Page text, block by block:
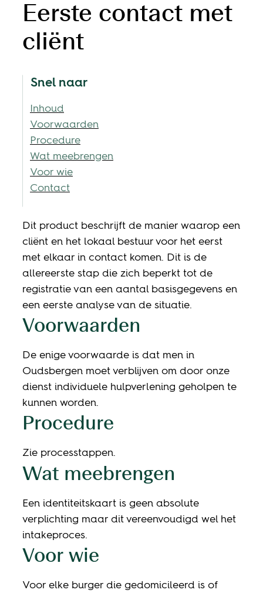
Eerste contact met
cliënt
Snel naar
Inhoud
Voorwaarden
Procedure
Wat meebrengen
Voor wie
Contact
Inhoud
Dit product beschrijft de manier waarop een
cliënt en het lokaal bestuur voor het eerst
met elkaar in contact komen. Dit is de
allereerste stap die zich beperkt tot de
registratie van een aantal basisgegevens en
een eerste analyse van de situatie.
Voorwaarden
De enige voorwaarde is dat men in
Oudsbergen moet verblijven om door onze
dienst individuele hulpverlening geholpen te
kunnen worden.
Procedure
Zie processtappen.
Wat meebrengen
Een identiteitskaart is geen absolute
verplichting maar dit vereenvoudigd wel het
intakeproces.
Voor wie
Voor elke burger die gedomicileerd is of